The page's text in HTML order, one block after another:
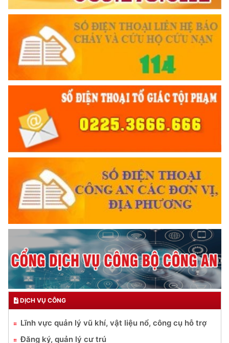
DỊCH VỤ CÔNG
Lĩnh vực quản lý vũ khí, vật liệu nổ, công cụ hỗ trợ
Đăng ký, quản lý cư trú